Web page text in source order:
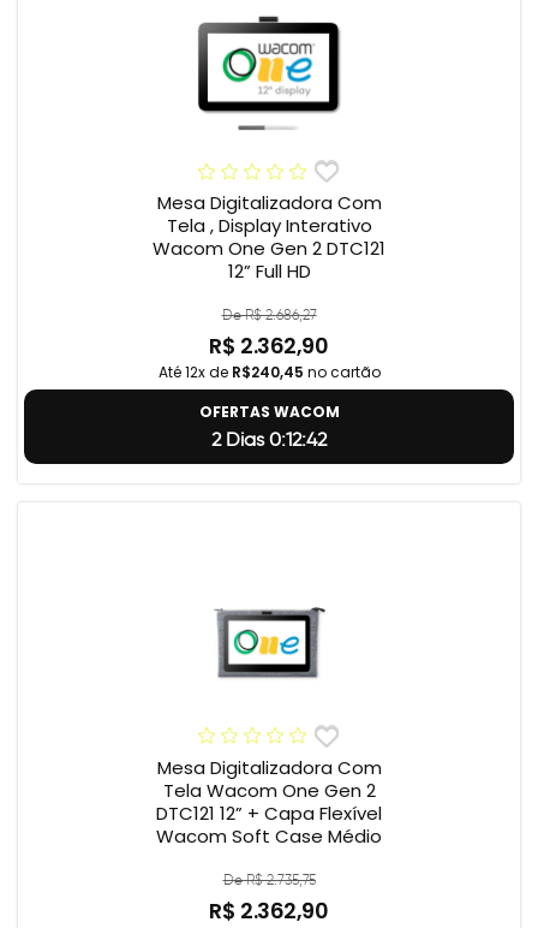
Mesa Digitalizadora Com
Tela , Display Interativo
Wacom One Gen 2 DTC121
12” Full HD
De R$ 2.686,27
R$ 2.362,90
Até 12x de R$240,45 no cartão
OFERTAS WACOM
2 Dias 0:12:41
Mesa Digitalizadora Com
Tela Wacom One Gen 2
DTC121 12” + Capa Flexível
Wacom Soft Case Médio
De R$ 2.735,75
R$ 2.362,90